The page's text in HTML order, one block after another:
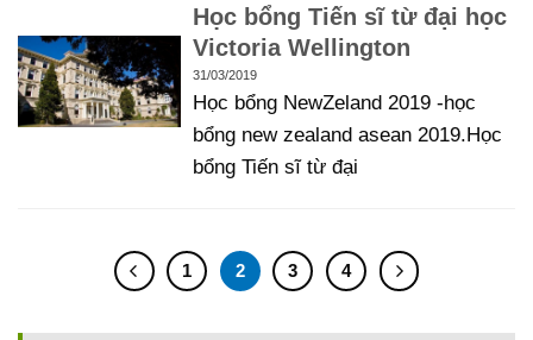
Học bổng Tiến sĩ từ đại học
Victoria Wellington
31/03/2019
Học bổng NewZeland 2019 -học
bổng new zealand asean 2019.Học
bổng Tiến sĩ từ đại
1 2 3 4